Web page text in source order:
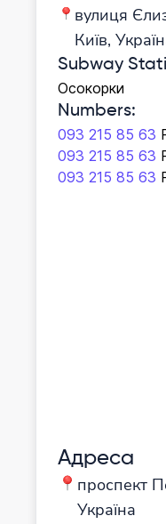
вулиця
Київ,
Subway
Осокорки
Numbers:
093 215 85 63
093 215 85 63
093 215 85 63
Адреса
проспект
Україна